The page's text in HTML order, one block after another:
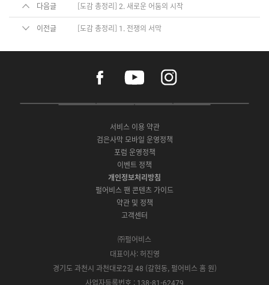
다음글 [도감 총정리] 2. 새로운 어둠의 시작
이전글 [도감 총정리] 1. 전쟁의 서막
a
e
o
k
o
t
b
e
i
n
t
r
a
P
A
p
S
t
o
r
e
G
a
t
S
e
서비스 이용 약관
검은사막 모바일 운영정책
포럼 운영정책
이벤트 정책
개인정보처리방침
펄어비스 팬 콘텐츠 가이드
약관 및 정책
고객센터
㈜펄어비스
대표이사: 허진영
경기도 과천시 과천대로2길 48 (갈현동, 펄어비스 홈 원)